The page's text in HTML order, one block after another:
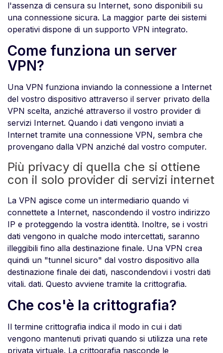
l'assenza di censura su Internet, sono disponibili su
una connessione sicura. La maggior parte dei sistemi
operativi dispone di un supporto VPN integrato.
Come funziona un server
VPN?
Una VPN funziona inviando la connessione a Internet
del vostro dispositivo attraverso il server privato della
VPN scelta, anziché attraverso il vostro provider di
servizi Internet. Quando i dati vengono inviati a
Internet tramite una connessione VPN, sembra che
provengano dalla VPN anziché dal vostro computer.
Più privacy di quella che si ottiene
con il solo provider di servizi internet
La VPN agisce come un intermediario quando vi
connettete a Internet, nascondendo il vostro indirizzo
IP e proteggendo la vostra identità. Inoltre, se i vostri
dati vengono in qualche modo intercettati, saranno
illeggibili fino alla destinazione finale. Una VPN crea
quindi un "tunnel sicuro" dal vostro dispositivo alla
destinazione finale dei dati, nascondendovi i vostri dati
vitali. dati. Questo avviene tramite la crittografia.
Che cos'è la crittografia?
Il termine crittografia indica il modo in cui i dati
vengono mantenuti privati quando si utilizza una rete
privata virtuale. La crittografia nasconde le